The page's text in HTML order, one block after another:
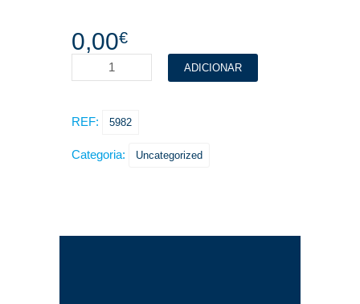
0,00€
ADICIONAR
REF: 5982
Categoria: Uncategorized